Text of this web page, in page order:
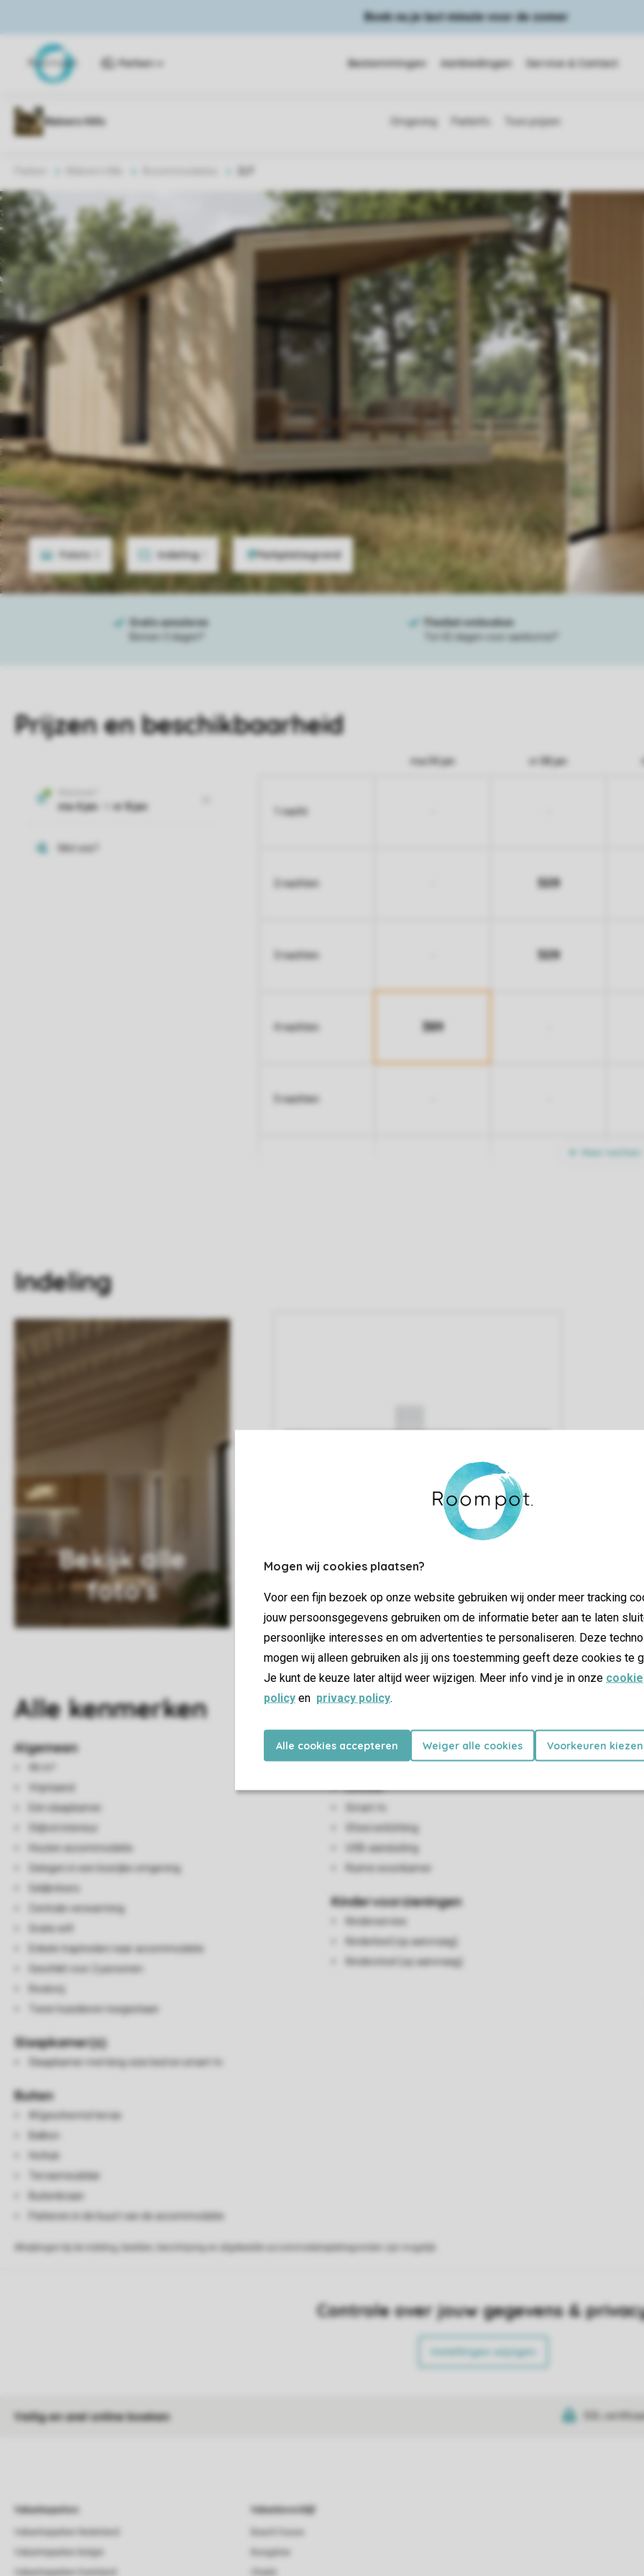
Mogen wij cookies plaatsen?
Voor een fijn bezoek op onze website gebruiken wij onder meer tracking
jouw persoonsgegevens gebruiken om de informatie beter aan te laten
persoonlijke interesses en om advertenties te personaliseren. Deze
mogen wij alleen gebruiken als jij ons toestemming geeft deze cookies te
Je kunt de keuze later altijd weer wijzigen. Meer info vind je in onze cookie
policy en privacy policy.
Alle cookies accepteren Weiger alle cookies Voorkeuren kiezen
Boek nu je last minute voor de zomer
Parken Bestemmingen Aanbiedingen Service & Contact
Foto's Indeling
Prijzen en beschikbaarheid
ma 04 jan vr 08 jan
1 nacht
2 nachten 509
3 nachten 509
4 nachten 389
5 nachten
Indeling
Bekijk alle
foto's
Allekenmerken
Algemeen
Vrijstaand
Eén slaapkamer
Stijlvol interieur
Houten accommodatie
Gelegen in een bosrijke omgeving
Gelijkvloers
Centrale verwarming
Gratis wifi
Enkele traptreden naar accommodatie
Geschikt voor 2 personen
Rookvrij
Twee huisdieren toegestaan
Slaapkamer(s)
Slaapkamer met king-size bed en smart-tv
Buiten
Afgeschermd terras
Balkon
Hottub
Terrasmeubilair
Buitenkraan
Parkeren in de buurt van de accommodatie
Woon-/eetkamer
Eethoek
Smart-tv
Sfeerverlichting
USB-aansluiting
Ruime woonkamer
Kindervoorzieningen
Kinderservies
Kinderbed (op aanvraag)
Kinderstoel (op aanvraag)
Controle over jouw gegevens &
Instellingen wijzigen
Veilig en snel online boeken SSL certificaat
Vakantieparken Vakantieverblijf